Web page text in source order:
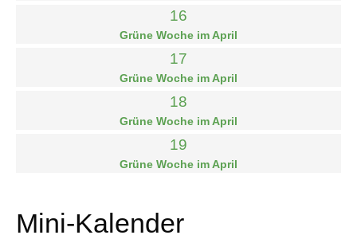
16
Grüne Woche im April
17
Grüne Woche im April
18
Grüne Woche im April
19
Grüne Woche im April
Mini-Kalender